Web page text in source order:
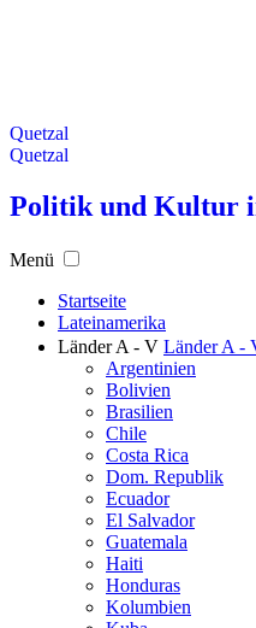
Quetzal
Quetzal
Politik und Kultur
Menü
Startseite
Lateinamerika
Länder A - V Länder A -
Argentinien
Bolivien
Brasilien
Chile
Costa Rica
Dom. Republik
Ecuador
El Salvador
Guatemala
Haiti
Honduras
Kolumbien